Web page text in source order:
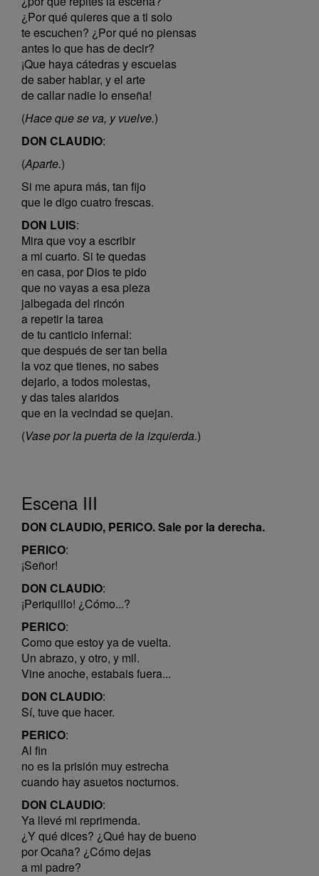
¿Por qué quieres que a ti solo
te escuchen? ¿Por qué no piensas
antes lo que has de decir?
¡Que haya cátedras y escuelas
de saber hablar, y el arte
de callar nadie lo enseña!
(Hace que se va, y vuelve.)
DON CLAUDIO:
(Aparte.)
Si me apura más, tan fijo
que le digo cuatro frescas.
DON LUIS:
Mira que voy a escribir
a mi cuarto. Si te quedas
en casa, por Dios te pido
que no vayas a esa pieza
jalbegada del rincón
a repetir la tarea
de tu canticio infernal:
que después de ser tan bella
la voz que tienes, no sabes
dejarlo, a todos molestas,
y das tales alaridos
que en la vecindad se quejan.
(Vase por la puerta de la izquierda.)
Escena III
DON CLAUDIO, PERICO. Sale por la derecha.
PERICO:
¡Señor!
DON CLAUDIO:
¡Periquillo! ¿Cómo...?
PERICO:
Como que estoy ya de vuelta.
Un abrazo, y otro, y mil.
Vine anoche, estabais fuera...
DON CLAUDIO:
Sí, tuve que hacer.
PERICO:
Al fin
no es la prisión muy estrecha
cuando hay asuetos nocturnos.
DON CLAUDIO:
Ya llevé mi reprimenda.
¿Y qué dices? ¿Qué hay de bueno
por Ocaña? ¿Cómo dejas
a mi padre?